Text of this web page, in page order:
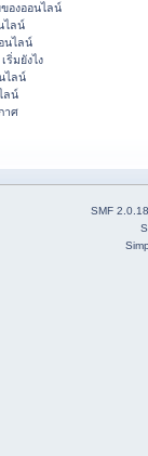
องออนไลน์
ไลน์
นไลน์
ริ่มยังไง
ไลน์
ลน์
าศ
SMF 2.0.18